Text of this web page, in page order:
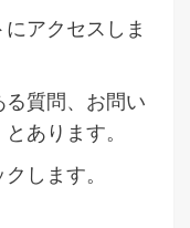
アクセスしま
る質問、お問い
あります。
します。